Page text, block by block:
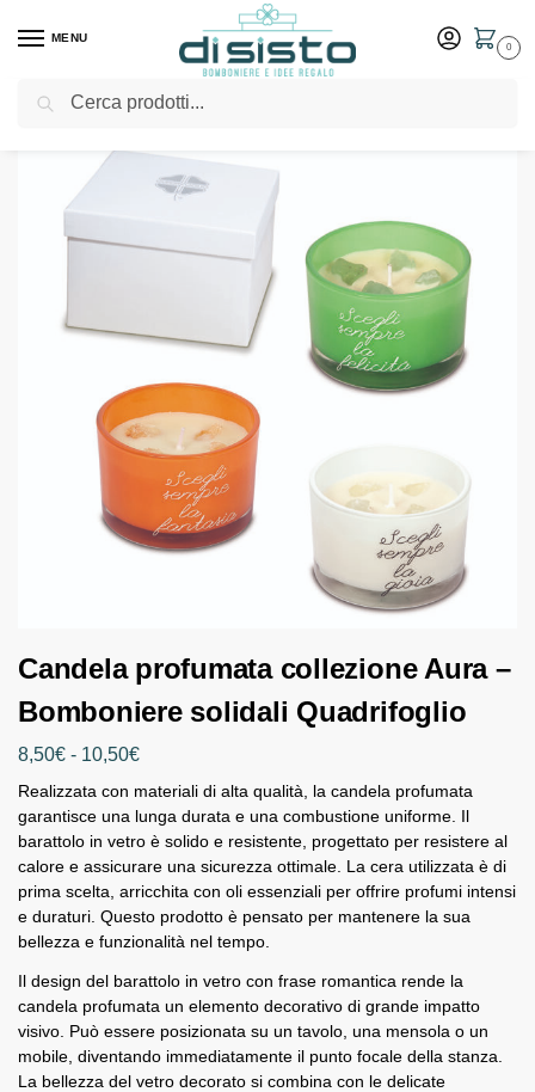
MENU
0
Home Shop Bomboniere
Candela profumata collezione Aura –
Bomboniere solidali Quadrifoglio
8,50€ - 10,50€
Realizzata con materiali di alta qualità, la candela profumata
garantisce una lunga durata e una combustione uniforme. Il
barattolo in vetro è solido e resistente, progettato per resistere al
calore e assicurare una sicurezza ottimale. La cera utilizzata è di
prima scelta, arricchita con oli essenziali per offrire profumi intensi
e duraturi. Questo prodotto è pensato per mantenere la sua
bellezza e funzionalità nel tempo.
Il design del barattolo in vetro con frase romantica rende la
candela profumata un elemento decorativo di grande impatto
visivo. Può essere posizionata su un tavolo, una mensola o un
mobile, diventando immediatamente il punto focale della stanza.
La bellezza del vetro decorato si combina con le delicate